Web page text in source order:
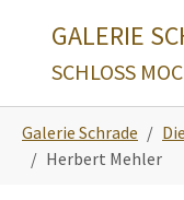
GALERIE
SCHLOSS
Galerie Schrade
Herbert Mehler